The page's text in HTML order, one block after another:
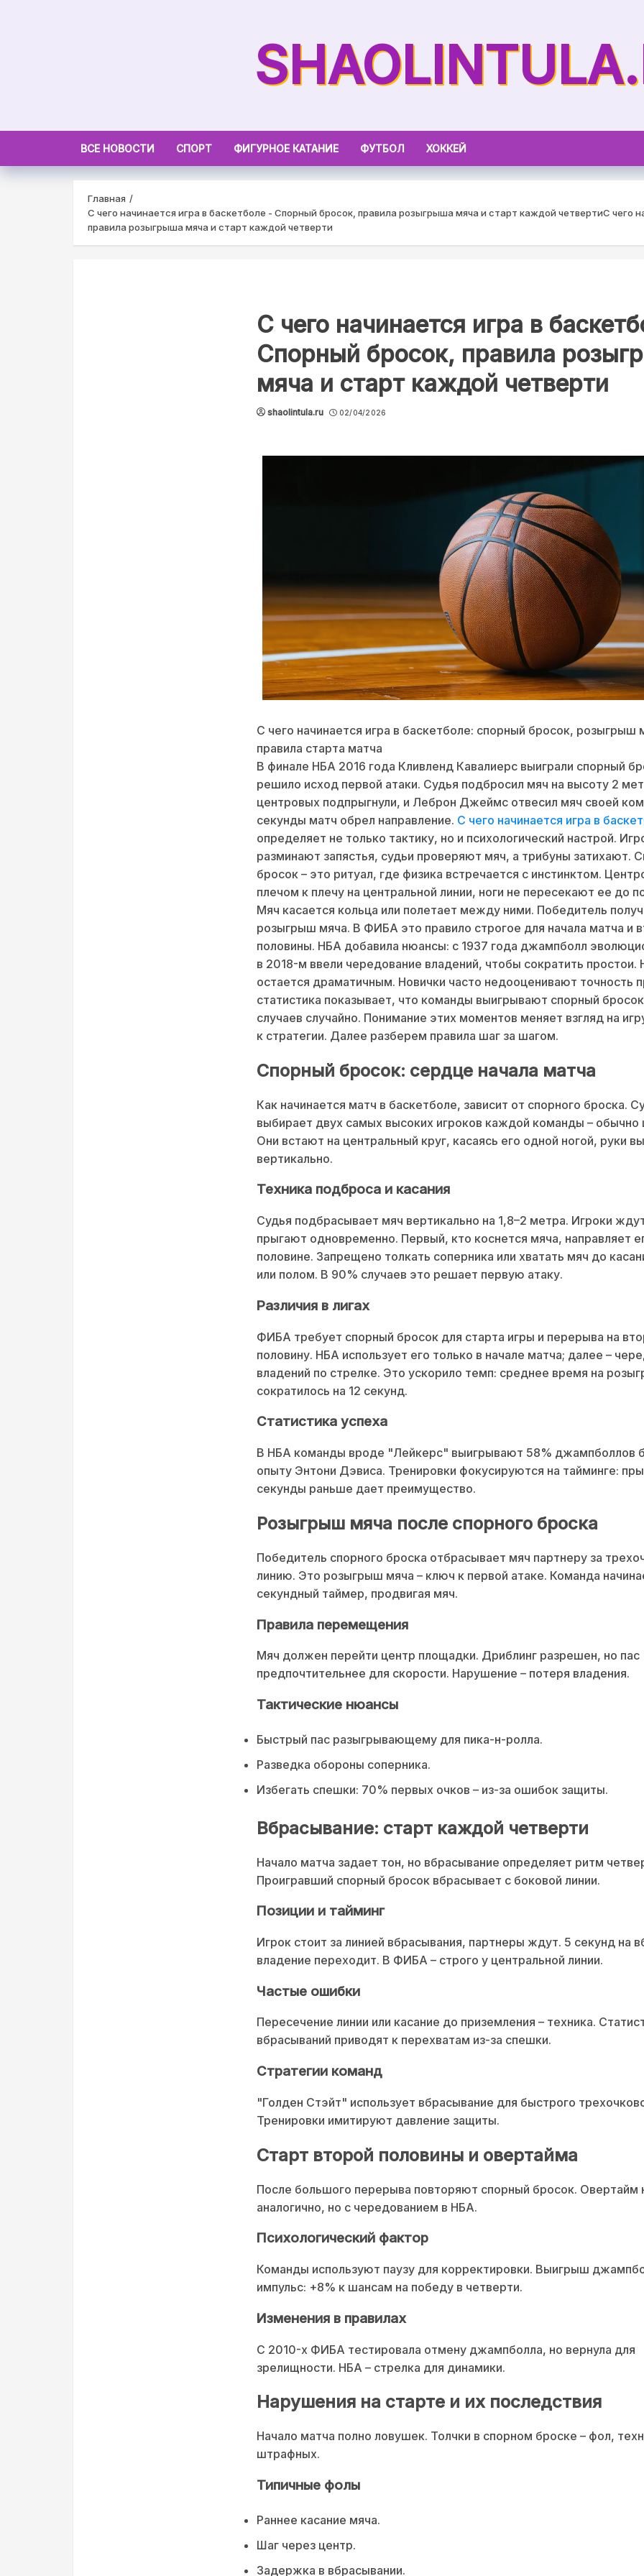
ВСЕ НОВОСТИ СПОРТ ФИГУРНОЕ КАТАНИЕ ФУТБОЛ ХОККЕЙ
Главная
С чего начинается игра в баскетболе - Спорный бросок, правила розыгрыша мяча и старт каждой четвертиС чего
правила розыгрыша мяча и старт каждой четверти
С чего начинается игра в
Спорный бросок, правила
мяча и старт каждой четверти
shaolintula.ru 02/04/2026
С чего начинается игра в баскетболе: спорный бросок, розыгрыш
правила старта матча
В финале НБА 2016 года Кливленд Кавалиерс выиграли спорный
решило исход первой атаки. Судья подбросил мяч на высоту 2
центровых подпрыгнули, и Леброн Джеймс отвесил мяч своей
секунды матч обрел направление. С чего начинается игра в
определяет не только тактику, но и психологический настрой.
разминают запястья, судьи проверяют мяч, а трибуны затихают.
бросок – это ритуал, где физика встречается с инстинктом.
плечом к плечу на центральной линии, ноги не пересекают ее до
Мяч касается кольца или полетает между ними. Победитель
розыгрыш мяча. В ФИБА это правило строгое для начала матча и
половины. НБА добавила нюансы: с 1937 года джампболл
в 2018-м ввели чередование владений, чтобы сократить простои.
остается драматичным. Новички часто недооценивают точность
статистика показывает, что команды выигрывают спорный
случаев случайно. Понимание этих моментов меняет взгляд на
к стратегии. Далее разберем правила шаг за шагом.
Спорный бросок: сердце начала матча
Как начинается матч в баскетболе, зависит от спорного броска.
выбирает двух самых высоких игроков каждой команды – обычно
Они встают на центральный круг, касаясь его одной ногой, руки
вертикально.
Техника подброса и касания
Судья подбрасывает мяч вертикально на 1,8–2 метра. Игроки
прыгают одновременно. Первый, кто коснется мяча, направляет
половине. Запрещено толкать соперника или хватать мяч до
или полом. В 90% случаев это решает первую атаку.
Различия в лигах
ФИБА требует спорный бросок для старта игры и перерыва на
половину. НБА использует его только в начале матча; далее –
владений по стрелке. Это ускорило темп: среднее время на
сократилось на 12 секунд.
Статистика успеха
В НБА команды вроде "Лейкерс" выигрывают 58% джампболлов
опыту Энтони Дэвиса. Тренировки фокусируются на тайминге:
секунды раньше дает преимущество.
Розыгрыш мяча после спорного броска
Победитель спорного броска отбрасывает мяч партнеру за
линию. Это розыгрыш мяча – ключ к первой атаке. Команда
секундный таймер, продвигая мяч.
Правила перемещения
Мяч должен перейти центр площадки. Дриблинг разрешен, но пас
предпочтительнее для скорости. Нарушение – потеря владения.
Тактические нюансы
Быстрый пас разыгрывающему для пика-н-ролла.
Разведка обороны соперника.
Избегать спешки: 70% первых очков – из-за ошибок защиты.
Вбрасывание: старт каждой четверти
Начало матча задает тон, но вбрасывание определяет ритм
Проигравший спорный бросок вбрасывает с боковой линии.
Позиции и тайминг
Игрок стоит за линией вбрасывания, партнеры ждут. 5 секунд на
владение переходит. В ФИБА – строго у центральной линии.
Частые ошибки
Пересечение линии или касание до приземления – техника.
вбрасываний приводят к перехватам из-за спешки.
Стратегии команд
"Голден Стэйт" использует вбрасывание для быстрого
Тренировки имитируют давление защиты.
Старт второй половины и овертайма
После большого перерыва повторяют спорный бросок. Овертайм
аналогично, но с чередованием в НБА.
Психологический фактор
Команды используют паузу для корректировки. Выигрыш
импульс: +8% к шансам на победу в четверти.
Изменения в правилах
С 2010-х ФИБА тестировала отмену джампболла, но вернула для
зрелищности. НБА – стрелка для динамики.
Нарушения на старте и их последствия
Начало матча полно ловушек. Толчки в спорном броске – фол,
штрафных.
Типичные фолы
Раннее касание мяча.
Шаг через центр.
Задержка в вбрасывании.